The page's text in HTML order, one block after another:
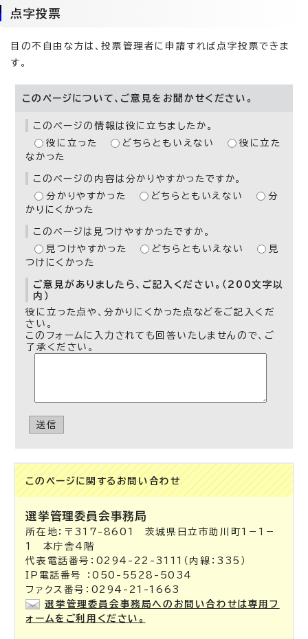
点字投票
目の不自由な方は、投票管理者に申請すれば点字投票できま
す。
このページについて、ご意見をお聞かせください。
このページの情報は役に立ちましたか。
役に立った
どちらともいえない
役に立た
なかった
このページの内容は分かりやすかったですか。
分かりやすかった
どちらともいえない
分
かりにくかった
このページは見つけやすかったですか。
見つけやすかった
どちらともいえない
見
つけにくかった
ご意見がありましたら、ご記入ください。（200文字以
内）
役に立った点や、分かりにくかった点などをご記入くだ
さい。
このフォームに入力されても回答いたしませんので、ご
了承ください。
送信
このページに関する お問い合わせ
選挙管理委員会事務局
所在地：〒317-8601 茨城県日立市助川町1－1－
1 本庁舎4階
代表電話番号：0294-22-3111（内線：335）
IP電話番号 ：050-5528-5034
ファクス番号：0294-21-1663
選挙管理委員会事務局へのお問い合わせは専用フ
ォームをご利用ください。